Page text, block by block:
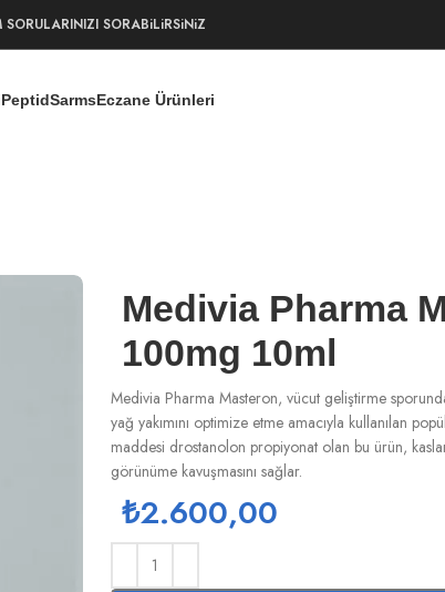
SORABiLiRSiNiZ
PeptidSarmsEczane Ürünleri
Medivia Pharma
100mg 10ml
Medivia Pharma Masteron, vücut geliştirme
yağ yakımını optimize etme amacıyla kullanılan
maddesi drostanolon propiyonat olan bu ürün,
görünüme kavuşmasını sağlar.
₺2.600,00